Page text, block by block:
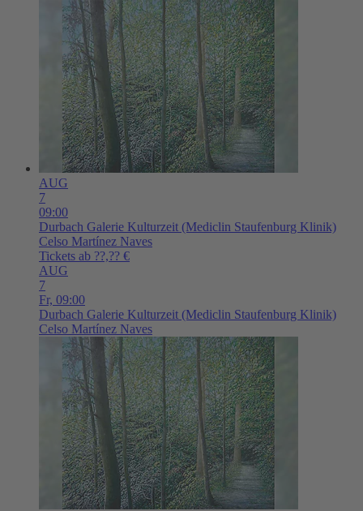
AUG
7
09:00
Durbach Galerie Kulturzeit (Mediclin Staufenburg Klinik)
Celso Martínez Naves
Tickets ab ??,?? €
AUG
7
Fr, 09:00
Durbach Galerie Kulturzeit (Mediclin Staufenburg Klinik)
Celso Martínez Naves